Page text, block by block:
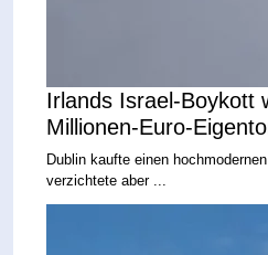
Irlands Israel-Boykott
Millionen-Euro-
Dublin kaufte einen
verzichtete aber ...